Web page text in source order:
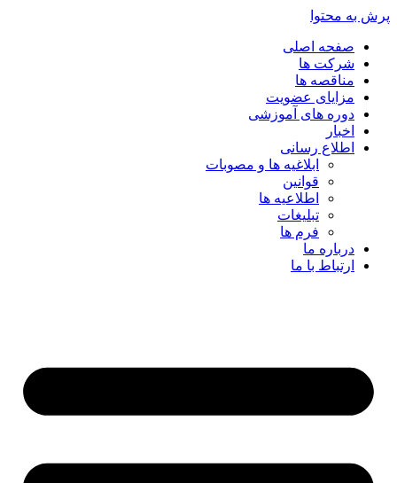
پرش به محتوا
صفحه اصلی
شرکت ها
مناقصه ها
مزایای عضویت
دوره های آموزشی
اخبار
اطلاع رسانی
ابلاغیه ها و مصوبات
قوانین
اطلاعیه ها
تبلیغات
فرم ها
درباره ما
ارتباط با ما